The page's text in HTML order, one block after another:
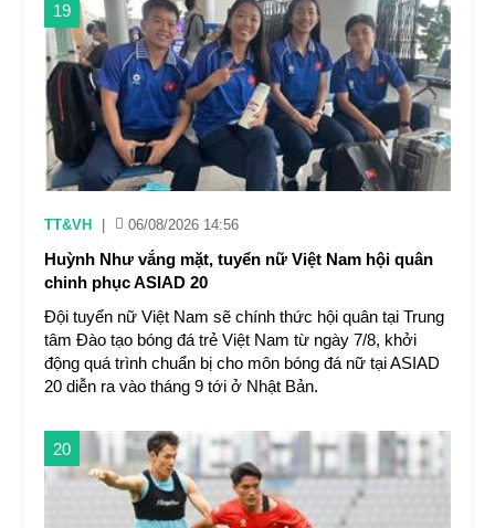
19
TT&VH 06/08/2026 14:56
Huỳnh Như vắng mặt, tuyển nữ Việt Nam hội quân
chinh phục ASIAD 20
Đội tuyển nữ Việt Nam sẽ chính thức hội quân tại Trung
tâm Đào tạo bóng đá trẻ Việt Nam từ ngày 7/8, khởi
động quá trình chuẩn bị cho môn bóng đá nữ tại ASIAD
20 diễn ra vào tháng 9 tới ở Nhật Bản.
20